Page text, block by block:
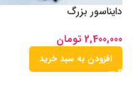
دایناسور بزرگ
2,400,000 تومان
افزودن به سبد خرید